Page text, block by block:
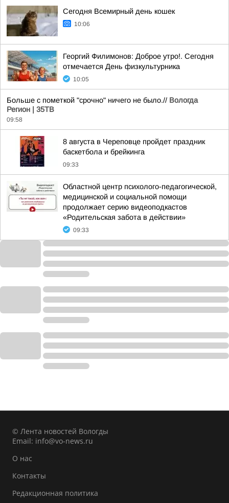
Сегодня Всемирный день кошек
10:06
Георгий Филимонов: Доброе утро!. Сегодня
отмечается День физкультурника
10:05
Больше с пометкой "срочно" ничего не было.// Вологда
Регион | 35ТВ
09:58
8 августа в Череповце пройдет праздник
баскетбола и брейкинга
09:33
Областной центр психолого-педагогической,
медицинской и социальной помощи
продолжает серию видеоподкастов
«Родительская забота в действии»
09:33
© Лента новостей Вологды
Email: info@vo-news.ru
О нас
Контакты
Редакционная политика